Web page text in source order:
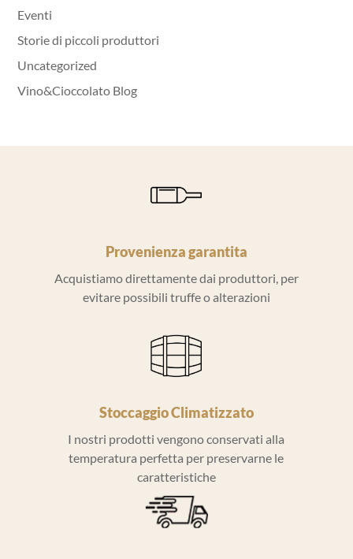
Eventi
Storie di piccoli produttori
Uncategorized
Vino&Cioccolato Blog
Provenienza garantita
Acquistiamo direttamente dai produttori, per
evitare possibili truffe o alterazioni
Stoccaggio Climatizzato
I nostri prodotti vengono conservati alla
temperatura perfetta per preservarne le
caratteristiche